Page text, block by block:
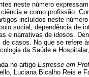
neste número
e como profissão.
incluídos neste
social, dependência de
e narrativas de idosos.
casos. No que se refere
da Saúde e
no artigo Estresse em
Luciana Bicalho Reis e